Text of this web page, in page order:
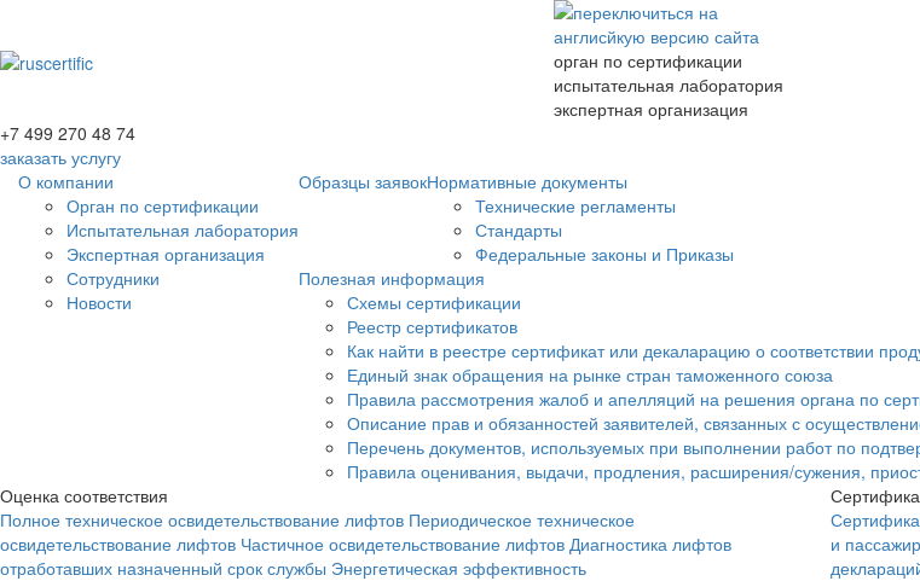
орган по сертификации
испытательная лаборатория
экспертная организация
+7 499 270 48 74
заказать услугу
О компании
Орган по сертификации
Испытательная лаборатория
Экспертная организация
Сотрудники
Новости
Образцы заявокНормативные документы
Технические регламенты
Стандарты
Федеральные законы и Приказы
Полезная информация
Схемы сертификации
Реестр сертификатов
Как найти в реестре сертификат или декаларацию о соответствии
Единый знак обращения на рынке стран таможенного союза
Правила рассмотрения жалоб и апелляций на решения органа по
Описание прав и обязанностей заявителей, связанных с
Перечень документов, используемых при выполнении работ по
Правила оценивания, выдачи, продления, расширения/сужения,
Оценка соответствия
Полное техническое освидетельствование лифтов Периодическое техническое
освидетельствование лифтов Частичное освидетельствование лифтов Диагностика лифтов
отработавших назначенный срок службы Энергетическая эффективность
и